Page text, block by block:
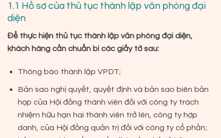
1.1 Hồ sơ của thủ tục thành lập văn phòng đại
diện
Để thực hiện thủ tục thành lập văn phòng đại diện,
khách hàng cần chuẩn bi các giấy tờ sau:
Thông báo thành lập VPDT;
Bản sao nghị quyết, quyết định và bản sao biên bản
họp của Hội đồng thành viên đối với công ty trách
nhiệm hữu hạn hai thành viên trở lên, công ty hợp
danh, của Hội đồng quản trị đối với công ty cổ phần;